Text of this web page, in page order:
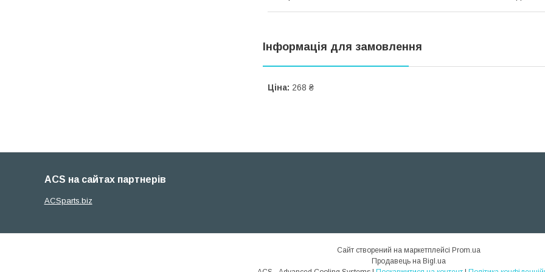
Інформація для замовлення
Ціна: 268 ₴
ACS на сайтах партнерів
ACSparts.biz
Сайт створений на маркетплейсі Prom.ua
Продавець на Bigl.ua